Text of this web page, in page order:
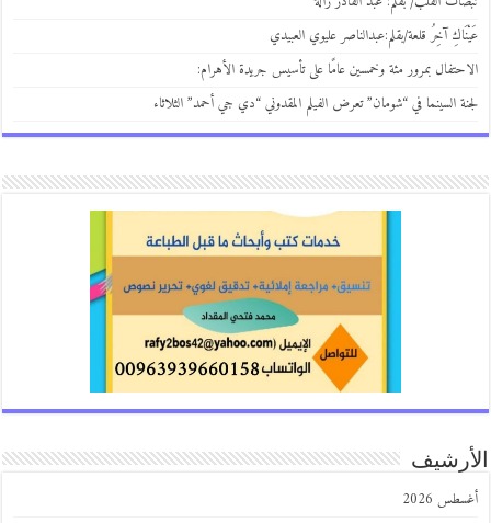
آخِرُ قلعة/بقلم:عبدالناصر عليوي العبيدي
بمرور مئة وخمسين عامًا على تأسيس جريدة الأهرام:
السينما في “شومان” تعرض الفيلم المقدوني “دي جي أحمد” الثلاثاء
2026